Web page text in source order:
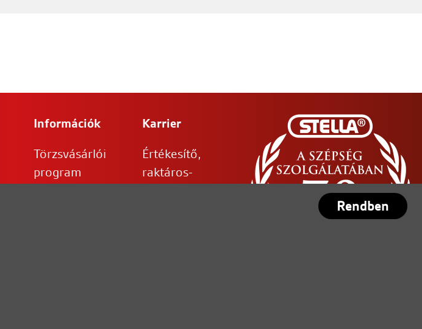
Információk
Törzsvásárlói
program
Karrier
Értékesítő,
raktáros-
Rendben